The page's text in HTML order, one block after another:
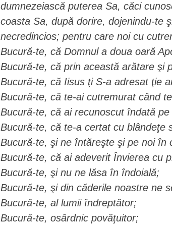
dumnezeiască puterea Sa, căci
coasta Sa, după dorire, dojenindu-te
necredincios; pentru care noi cu
Bucură-te, că Domnul a doua oară
Bucură-te, că prin această arătare şi
Bucură-te, că Iisus ţi S-a adresat ţie
Bucură-te, că te-ai cutremurat când
Bucură-te, că ai recunoscut îndată
Bucură-te, că te-a certat cu blândeţe
Bucură-te, şi ne întăreşte şi pe noi în
Bucură-te, că ai adeverit Învierea cu
Bucură-te, şi nu ne lăsa în îndoială;
Bucură-te, şi din căderile noastre ne
Bucură-te, al lumii îndreptător;
Bucură-te, osârdnic povăţuitor;